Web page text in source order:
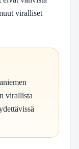
viralliset
virallista